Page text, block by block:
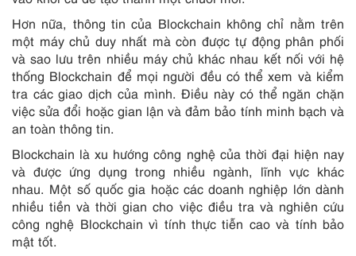
Hơn nữa, thông tin của Blockchain không chỉ nằm trên
một máy chủ duy nhất mà còn được tự động phân phối
và sao lưu trên nhiều máy chủ khác nhau kết nối với hệ
thống Blockchain để mọi người đều có thể xem và kiểm
tra các giao dịch của mình. Điều này có thể ngăn chặn
việc sửa đổi hoặc gian lận và đảm bảo tính minh bạch và
an toàn thông tin.
Blockchain là xu hướng công nghệ của thời đại hiện nay
và được ứng dụng trong nhiều ngành, lĩnh vực khác
nhau. Một số quốc gia hoặc các doanh nghiệp lớn dành
nhiều tiền và thời gian cho việc điều tra và nghiên cứu
công nghệ Blockchain vì tính thực tiễn cao và tính bảo
mật tốt.